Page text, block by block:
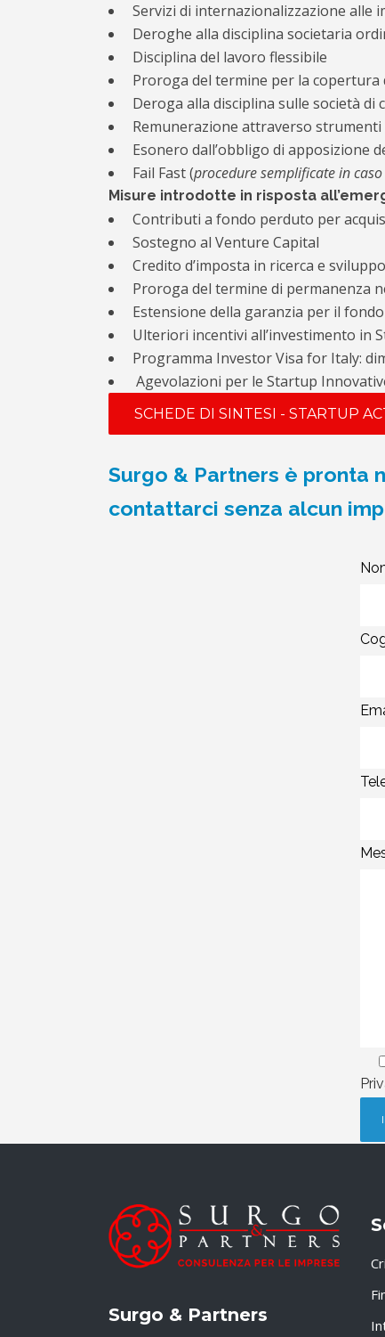
Servizi di internazionalizzazione alle
Deroghe alla disciplina societaria
Disciplina del lavoro flessibile
Proroga del termine per la copertura
Deroga alla disciplina sulle società di
Remunerazione attraverso
Esonero dall’obbligo di apposizione
Fail Fast (procedure semplificate in
Misure introdotte in risposta
Contributi a fondo perduto per
Sostegno al Venture Capital
Credito d’imposta in ricerca e sviluppo
Proroga del termine di permanenza
Estensione della garanzia per il
Ulteriori incentivi all’investimento in
Programma Investor Visa for Italy:
Agevolazioni per le Startup
SCHEDE DI SINTESI - STARTUP
Surgo & Partners è pronta
contattarci senza alcun
Surgo & Partners